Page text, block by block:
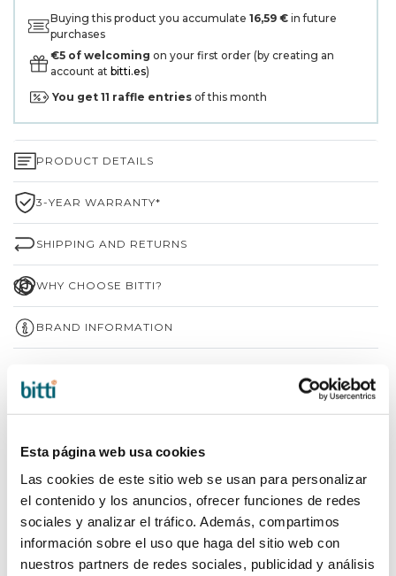
Esta página web usa cookies
Las cookies de este sitio web se usan para personalizar
el contenido y los anuncios, ofrecer funciones de redes
sociales y analizar el tráfico. Además, compartimos
información sobre el uso que haga del sitio web con
nuestros partners de redes sociales, publicidad y análisis
Buying this product you accumulate 16,59 € in future
purchases
€5 of welcoming on your first order (by creating an
account at bitti.es)
You get 11 raffle entries of this month
PRODUCT DETAILS
3-YEAR WARRANTY*
SHIPPING AND RETURNS
WHY CHOOSE BITTI?
BRAND INFORMATION
COMPLETE YOUR PURCHASE